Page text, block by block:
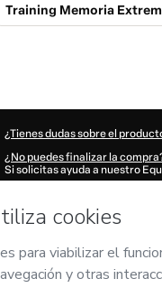
Training Memoria
¿Tienes dudas sobre el
¿No puedes finalizar la
Si solicitas ayuda a nuestro
¿Se completó tu información
de MEMORIZACIONAL
Términos de Uso de Hotmart
autorizado y acompañado por